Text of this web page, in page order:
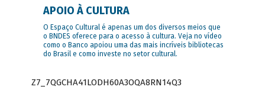
APOIO À CULTURA
O Espaço Cultural é apenas um dos diversos meios que
o BNDES oferece para o acesso à cultura. Veja no vídeo
como o Banco apoiou uma das mais incríveis bibliotecas
do Brasil e como investe no setor cultural.
Z7_7QGCHA41LODH60A3OQA8RN14Q3